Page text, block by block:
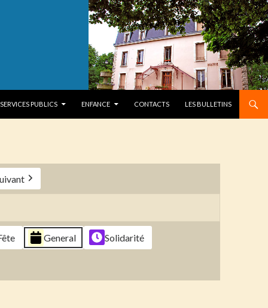
SERVICES PUBLICS ENFANCE CONTACTS LES BULLETINS
General
Solidarité